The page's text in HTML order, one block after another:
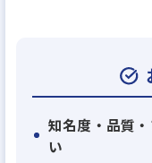
させていただきま
2010年に設立さ
42店舗（2025年3
知名度・品質
い